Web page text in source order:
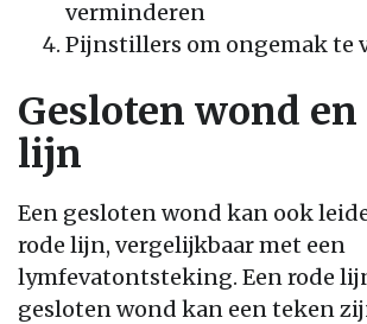
verminderen
Pijnstillers om ongemak te
Gesloten wond en
lijn
Een gesloten wond kan ook
rode lijn, vergelijkbaar met een
lymfevatontsteking. Een rode
gesloten wond kan een teken